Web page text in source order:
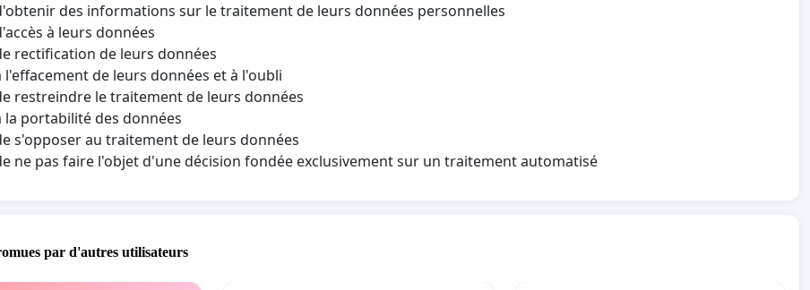
des informations sur le traitement de leurs données personnelles
à leurs données
rectification de leurs données
l'effacement de leurs données et à l'oubli
restreindre le traitement de leurs données
la portabilité des données
s'opposer au traitement de leurs données
ne pas faire l'objet d'une décision fondée exclusivement sur un traitement automatisé
par d'autres utilisateurs